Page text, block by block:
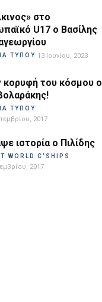
στο
U17 ο Βασίλης
ΤΥΠΟΥ 13 Ιουνίου, 2023
κορυφή του κόσμου ο
ΤΥΠΟΥ
2017
ιστορία ο Πιλίδης
WORLD C'SHIPS
2017